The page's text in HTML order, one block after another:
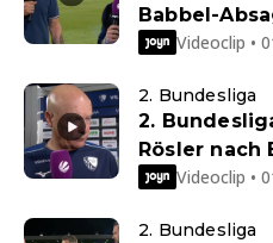
Babbel-
Videoclip •
2. Bundesliga
2.
Rösler nach
Videoclip •
2. Bundesliga